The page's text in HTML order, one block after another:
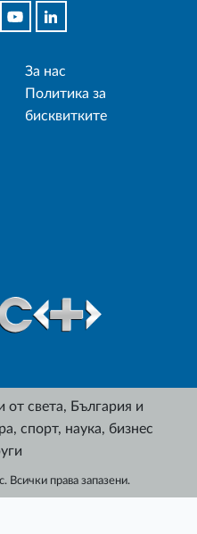
За нас
Политика за
бисквитките
от света, България и
спорт, наука, бизнес
права запазени.